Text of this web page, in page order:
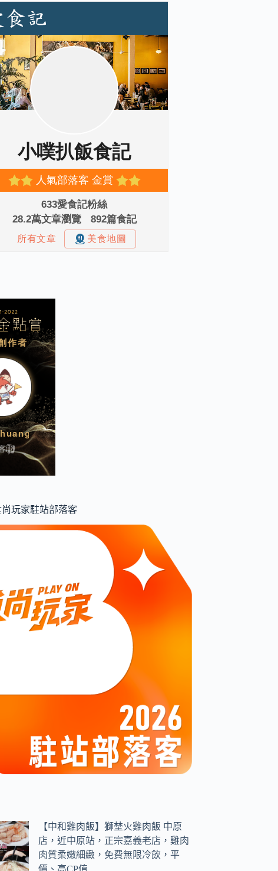
尚玩家駐站部落客
【中和雞肉飯】獅埜火雞肉飯 中原
店，近中原站，正宗嘉義老店，雞肉
肉質柔嫩細緻，免費無限冷飲，平
價、高CP值